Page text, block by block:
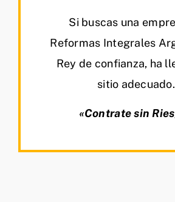
Si buscas una
Reformas Integrales
Rey de confianza, ha
sitio adecuado.
«Contrate sin